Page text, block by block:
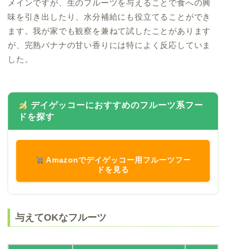
メインですが、生のフルーツを与えることで食への興
味を引き出したり、水分補給にも役立てることができ
ます。我が家でも観察を兼ねて試したことがあります
が、完熟バナナの甘い香りには特によく反応していま
した。
デイゲッコーにおすすめのフルーツ系フー
ドを探す
Amazonでデイゲッコー用フルーツフー
ドを見る
与えてOKなフルーツ